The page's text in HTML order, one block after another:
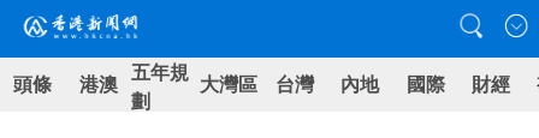
頭條 港澳 五年規
劃
大灣區 台灣 內地 國際 財經